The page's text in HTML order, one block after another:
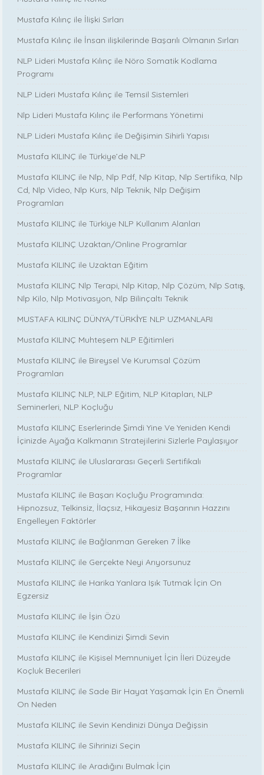
Mustafa Kılınç ile İlişki Sırları
Mustafa Kılınç ile İnsan ilişkilerinde Başarılı Olmanın Sırları
NLP Lideri Mustafa Kılınç ile Nöro Somatik Kodlama
Programı
NLP Lideri Mustafa Kılınç ile Temsil Sistemleri
Nlp Lideri Mustafa Kılınç ile Performans Yönetimi
NLP Lideri Mustafa Kılınç ile Değişimin Sihirli Yapısı
Mustafa KILINÇ ile Türkiye’de NLP
Mustafa KILINÇ ile Nlp, Nlp Pdf, Nlp Kitap, Nlp Sertifika, Nlp
Cd, Nlp Video, Nlp Kurs, Nlp Teknik, Nlp Değişim
Programları
Mustafa KILINÇ ile Türkiye NLP Kullanım Alanları
Mustafa KILINÇ Uzaktan/Online Programlar
Mustafa KILINÇ ile Uzaktan Eğitim
Mustafa KILINÇ Nlp Terapi, Nlp Kitap, Nlp Çözüm, Nlp Satış,
Nlp Kilo, Nlp Motivasyon, Nlp Bilinçaltı Teknik
MUSTAFA KILINÇ DÜNYA/TÜRKİYE NLP UZMANLARI
Mustafa KILINÇ Muhteşem NLP Eğitimleri
Mustafa KILINÇ ile Bireysel Ve Kurumsal Çözüm
Programları
Mustafa KILINÇ NLP, NLP Eğitim, NLP Kitapları, NLP
Seminerleri, NLP Koçluğu
Mustafa KILINÇ Eserlerinde Şimdi Yine Ve Yeniden Kendi
İçinizde Ayağa Kalkmanın Stratejilerini Sizlerle Paylaşıyor
Mustafa KILINÇ ile Uluslararası Geçerli Sertifikalı
Programlar
Mustafa KILINÇ ile Başarı Koçluğu Programında:
Hipnozsuz, Telkinsiz, İlaçsız, Hikayesiz Başarının Hazzını
Engelleyen Faktörler
Mustafa KILINÇ ile Bağlanman Gereken 7 İlke
Mustafa KILINÇ ile Gerçekte Neyi Arıyorsunuz
Mustafa KILINÇ ile Harika Yanlara Işık Tutmak İçin On
Egzersiz
Mustafa KILINÇ ile İşin Özü
Mustafa KILINÇ ile Kendinizi Şimdi Sevin
Mustafa KILINÇ ile Kişisel Memnuniyet İçin İleri Düzeyde
Koçluk Becerileri
Mustafa KILINÇ ile Sade Bir Hayat Yaşamak İçin En Önemli
On Neden
Mustafa KILINÇ ile Sevin Kendinizi Dünya Değişsin
Mustafa KILINÇ ile Sihrinizi Seçin
Mustafa KILINÇ ile Aradığını Bulmak İçin